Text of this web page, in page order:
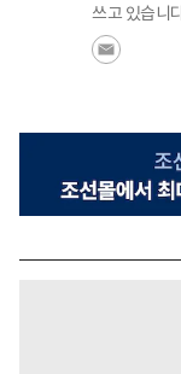
쓰고 있습니